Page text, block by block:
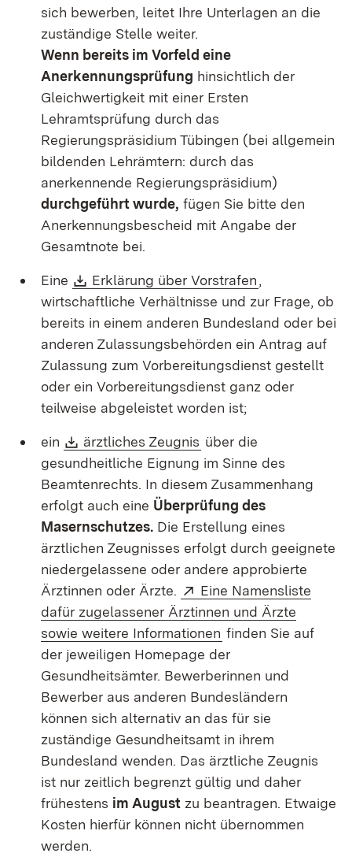
sich bewerben, leitet Ihre Unterlagen an die
zuständige Stelle weiter.
Wenn bereits im Vorfeld eine
Anerkennungsprüfung hinsichtlich der
Gleichwertigkeit mit einer Ersten
Lehramtsprüfung durch das
Regierungspräsidium Tübingen (bei allgemein
bildenden Lehrämtern: durch das
anerkennende Regierungspräsidium)
durchgeführt wurde, fügen Sie bitte den
Anerkennungsbescheid mit Angabe der
Gesamtnote bei.
Eine Download:
Erklärung über Vorstrafen,
wirtschaftliche Verhältnisse und zur Frage, ob
bereits in einem anderen Bundesland oder bei
anderen Zulassungsbehörden ein Antrag auf
Zulassung zum Vorbereitungsdienst gestellt
oder ein Vorbereitungsdienst ganz oder
teilweise abgeleistet worden ist;
ein Download:
ärztliches Zeugnis (Öffnet in neuem
über die
gesundheitliche Eignung im Sinne des
Beamtenrechts. In diesem Zusammenhang
erfolgt auch eine Überprüfung des
Masernschutzes. Die Erstellung eines
ärztlichen Zeugnisses erfolgt durch geeignete
niedergelassene oder andere approbierte
Ärztinnen oder Ärzte.
Extern:
Eine Namensliste
dafür zugelassener Ärztinnen und Ärzte
sowie weitere Informationen (Öffnet in neuem
finden Sie auf
der jeweiligen Homepage der
Gesundheitsämter. Bewerberinnen und
Bewerber aus anderen Bundesländern
können sich alternativ an das für sie
zuständige Gesundheitsamt in ihrem
Bundesland wenden. Das ärztliche Zeugnis
ist nur zeitlich begrenzt gültig und daher
frühestens im August zu beantragen. Etwaige
Kosten hierfür können nicht übernommen
werden.